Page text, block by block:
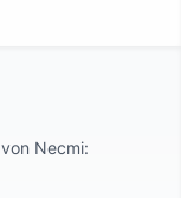
von Necmi: